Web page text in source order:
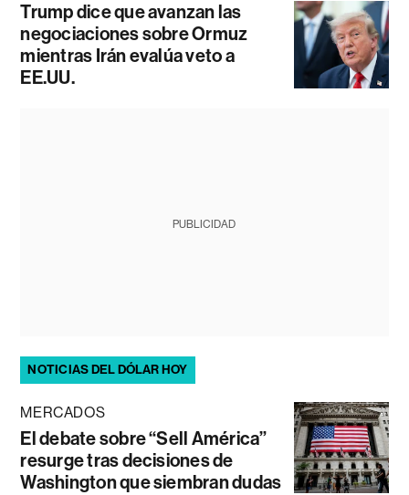
Trump dice que avanzan las
negociaciones sobre Ormuz
mientras Irán evalúa veto a
EE.UU.
PUBLICIDAD
NOTICIAS DEL DÓLAR HOY
MERCADOS
El debate sobre “Sell América”
resurge tras decisiones de
Washington que siembran dudas